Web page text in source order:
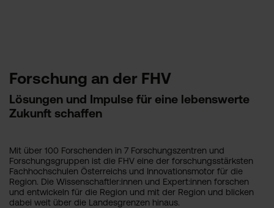
Forschung an der FHV
Lösungen und Impulse für eine lebenswerte
Zukunft schaffen
Mit über 100 Forschenden in 7 Forschungszentren und
Forschungsgruppen ist die FHV eine der forschungsstärksten
Fachhochschulen Österreichs und Innovationsmotor für die
Region. Die Wissenschaftler:innen und Expert:innen forschen
und entwickeln für die Region und mit der Region und blicken
dabei weit über die Landesgrenzen hinaus.